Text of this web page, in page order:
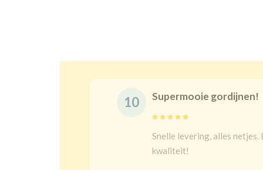
10 Prachtige
Na een lange
bij kindergordijnen.